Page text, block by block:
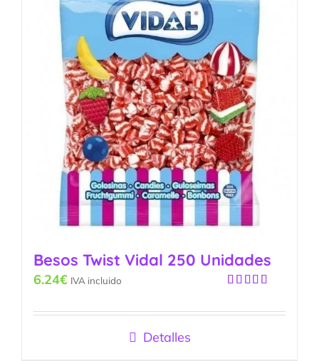
Besos Twist Vidal 250 Unidades
con5.00de
6.24€ IVA incluido
Detalles